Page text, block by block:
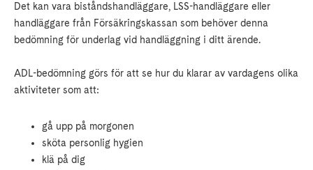
Det kan vara biståndshandläggare, LSS-handläggare eller
handläggare från Försäkringskassan som behöver denna
bedömning för underlag vid handläggning i ditt ärende.
ADL-bedömning görs för att se hur du klarar av vardagens olika
aktiviteter som att:
gå upp på morgonen
sköta personlig hygien
klä på dig